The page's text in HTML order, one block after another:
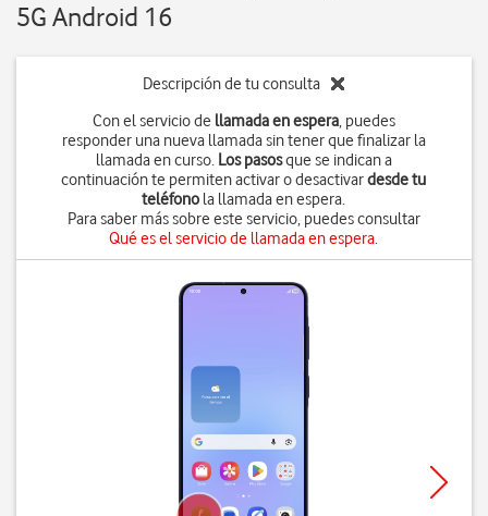
5G Android 16
Descripción de tu consulta
Con el servicio de llamada en espera, puedes
responder una nueva llamada sin tener que finalizar la
llamada en curso. Los pasosque se indican a
continuación te permiten activar o desactivardesde tu
teléfono la llamada en espera.
Para saber más sobre este servicio, puedes consultar
Qué es el servicio de llamada en espera.